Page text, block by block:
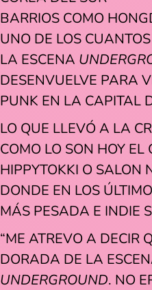
BARRIOS COMO
UNO DE LOS
LA ESCENA
DESENVUELVE PARA
PUNK EN LA CAPITAL
LO QUE LLEVÓ A LA
COMO LO SON HOY EL
HIPPYTOKKI O SALON
DONDE EN LOS
MÁS PESADA E INDIE
“ME ATREVO A DECIR
DORADA DE LA
UNDERGROUND. NO